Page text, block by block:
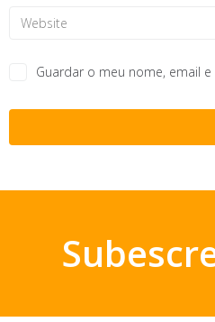
Guardar o meu nome, email